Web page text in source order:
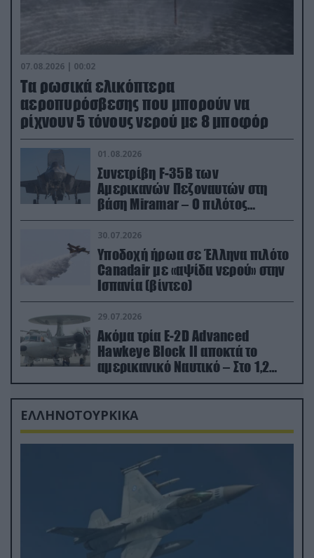
07.08.2026 | 00:02
Τα ρωσικά ελικόπτερα
αεροπυρόσβεσης που μπορούν να
ρίχνουν 5 τόνους νερού με 8 μποφόρ
01.08.2026
Συνετρίβη F-35B των
Αμερικανών Πεζοναυτών στη
βάση Miramar – Ο πιλότος
εκτινάχθηκε εγκαίρως
30.07.2026
Υποδοχή ήρωα σε Έλληνα πιλότο
Canadair με «αψίδα νερού» στην
Ισπανία (βίντεο)
29.07.2026
Ακόμα τρία E-2D Advanced
Hawkeye Block II αποκτά το
αμερικανικό Ναυτικό – Στο 1,2
δισ.δολάρια το κόστος
ΕΛΛΗΝΟΤΟΥΡΚΙΚΑ